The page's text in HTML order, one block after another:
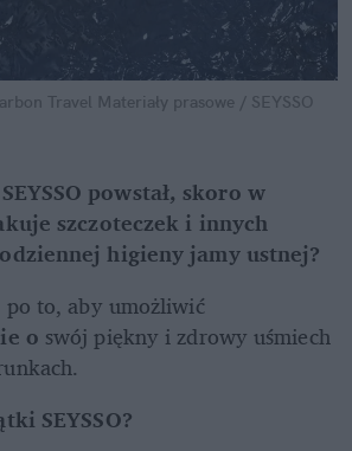
Travel Materiały prasowe / SEYSSO
powstał, skoro w
szczoteczek i innych
higieny jamy ustnej?
po to, aby umożliwić
o swój piękny i zdrowy uśmiech
SEYSSO?